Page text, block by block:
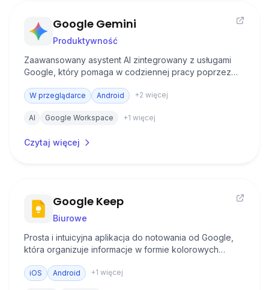
Google Gemini
Produktywność
Zaawansowany asystent AI zintegrowany z usługami
Google, który pomaga w codziennej pracy poprzez
wspieranie procesu kreatywnego.
W przeglądarce Android +2 więcej
AI Google Workspace +1 więcej
Czytaj więcej
Google Keep
Biurowe
Prosta i intuicyjna aplikacja do notowania od Google,
która organizuje informacje w formie kolorowych
obrazków.
iOS Android +1 więcej